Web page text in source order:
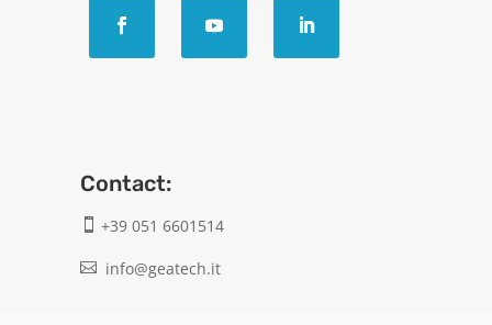
Contact:
 +39 051 6601514
 info@geatech.it